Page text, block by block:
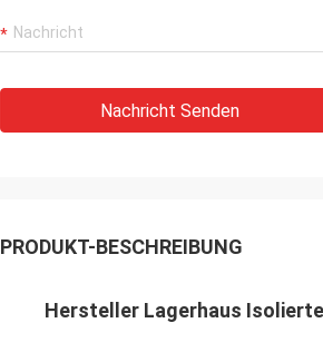
Nachricht Senden
PRODUKT-BESCHREIBUNG
Hersteller Lagerhaus